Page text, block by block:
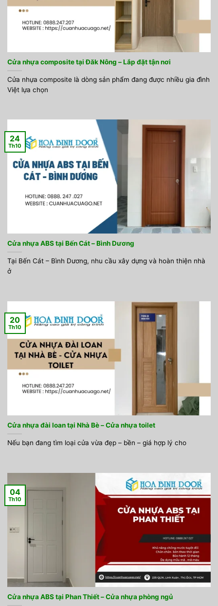
Cửa nhựa composite tại Đăk Nông – Lắp đặt tận nơi
Cửa nhựa composite là dòng sản phẩm đang được nhiều gia đình
Việt lựa chọn
Cửa nhựa ABS tại Bến Cát – Bình Dương
Tại Bến Cát – Bình Dương, nhu cầu xây dựng và hoàn thiện nhà
ở
24
Th10
Cửa nhựa đài loan tại Nhà Bè – Cửa nhựa toilet
Nếu bạn đang tìm loại cửa vừa đẹp – bền – giá hợp lý cho
20
Th10
Cửa nhựa ABS tại Phan Thiết – Cửa nhựa phòng ngủ
04
Th10